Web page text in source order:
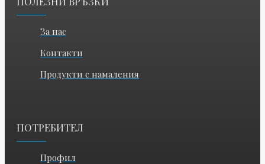
За нас
Контакти
Продукти с намаления
ПОТРЕБИТЕЛ
Профил